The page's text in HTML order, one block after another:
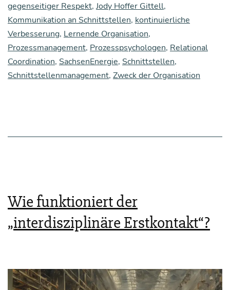
gegenseitiger Respekt, Jody Hoffer Gittell,
Kommunikation an Schnittstellen, kontinuierliche
Verbesserung, Lernende Organisation,
Prozessmanagement, Prozesspsychologen, Relational
Coordination, SachsenEnergie, Schnittstellen,
Schnittstellenmanagement, Zweck der Organisation
Wie funktioniert der
„interdisziplinäre Erstkontakt“?